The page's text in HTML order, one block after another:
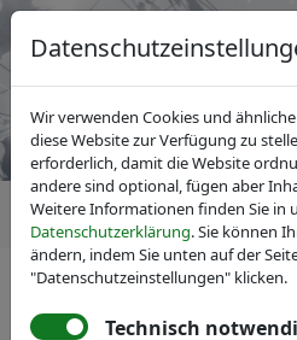
IVAM Fachverband für
Wir verwenden Cookies und
diese Website zur Verfügung zu
erforderlich, damit die Website
andere sind optional, fügen aber
Weitere Informationen finden Sie in
Datenschutzerklärung. Sie können
ändern, indem Sie unten auf der
"Datenschutzeinstellungen" klicken.
Technisch